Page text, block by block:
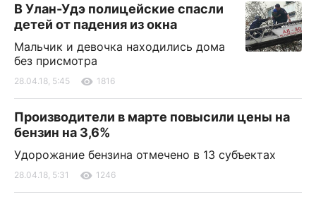
В Улан-Удэ полицейские спасли
детей от падения из окна
Мальчик и девочка находились дома
без присмотра
28.04.18, 5:45 1816
Производители в марте повысили цены на
бензин на 3,6%
Удорожание бензина отмечено в 13 субъектах
28.04.18, 5:31 1246